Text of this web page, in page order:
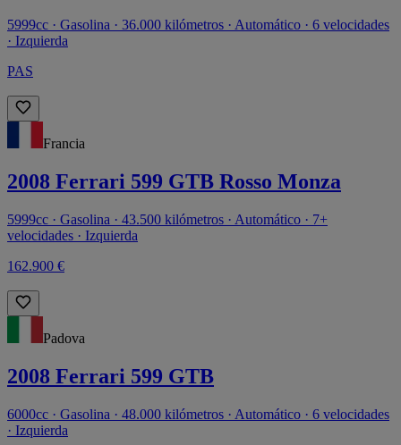
5999cc · Gasolina · 36.000 kilómetros · Automático · 6 velocidades
· Izquierda
PAS
Francia
2008 Ferrari 599 GTB Rosso Monza
5999cc · Gasolina · 43.500 kilómetros · Automático · 7+
velocidades · Izquierda
162.900 €
Padova
2008 Ferrari 599 GTB
6000cc · Gasolina · 48.000 kilómetros · Automático · 6 velocidades
· Izquierda